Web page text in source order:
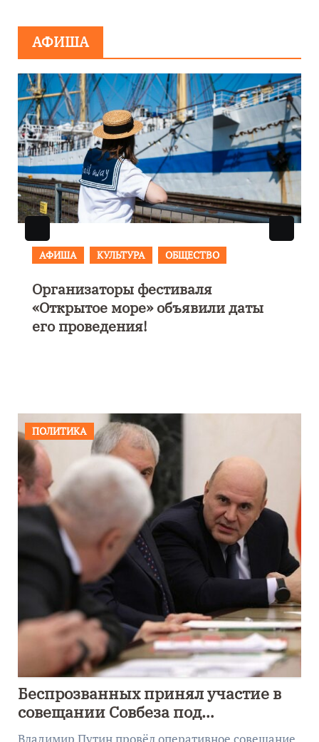
АФИША
АФИША
В Калининграде пройдет
фестиваль искусств «Зимние
каникулы на Балтике»
ПОЛИТИКА
Беспрозванных принял участие в
совещании Совбеза под
руководством Путина
Владимир Путин провёл оперативное совещание